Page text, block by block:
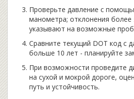
Проверьте давление с
манометра; отклонения более
указывают на возможные
Сравните текущий DOT код с
больше 10 лет - планируйте
При возможности проведите
на сухой и мокрой дороге,
путь и устойчивость.